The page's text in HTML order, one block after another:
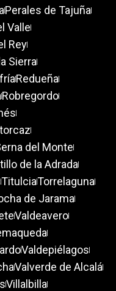
Perales de Tajuña
Valle
Rey
Sierra
Redueña
Robregordo
del Monte
de la Adrada
TitulciaTorrelaguna
de Jarama
Valdeavero
Valdepiélagos
Valverde de Alcalá
Villalbilla